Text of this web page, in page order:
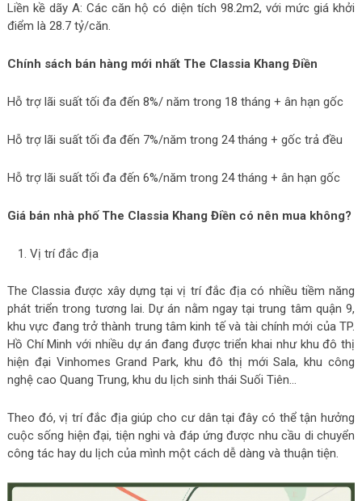
Liền kề dãy A: Các căn hộ có diện tích 98.2m2, với mức giá khởi
điểm là 28.7 tỷ/căn.
Chính sách bán hàng mới nhất The Classia Khang Điền
Hỗ trợ lãi suất tối đa đến 8%/ năm trong 18 tháng + ân hạn gốc
Hỗ trợ lãi suất tối đa đến 7%/năm trong 24 tháng + gốc trả đều
Hỗ trợ lãi suất tối đa đến 6%/năm trong 24 tháng + ân hạn gốc
Giá bán nhà phố The Classia Khang Điền có nên mua không?
Vị trí đắc địa
The Classia được xây dựng tại vị trí đắc địa có nhiều tiềm năng
phát triển trong tương lai. Dự án nằm ngay tại trung tâm quận 9,
khu vực đang trở thành trung tâm kinh tế và tài chính mới của TP.
Hồ Chí Minh với nhiều dự án đang được triển khai như khu đô thị
hiện đại Vinhomes Grand Park, khu đô thị mới Sala, khu công
nghệ cao Quang Trung, khu du lịch sinh thái Suối Tiên…
Theo đó, vị trí đắc địa giúp cho cư dân tại đây có thể tận hưởng
cuộc sống hiện đại, tiện nghi và đáp ứng được nhu cầu di chuyển
công tác hay du lịch của mình một cách dễ dàng và thuận tiện.